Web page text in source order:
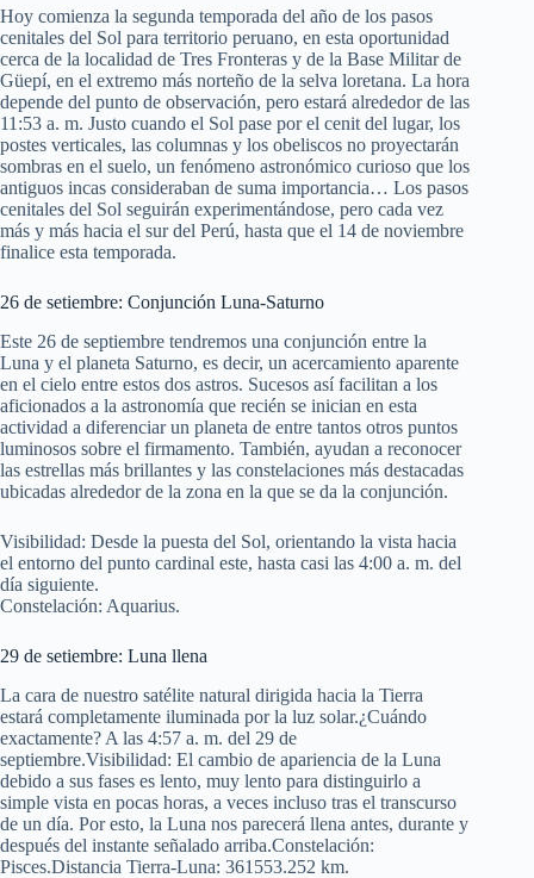
Hoy comienza la segunda temporada del año de los pasos
cenitales del Sol para territorio peruano, en esta oportunidad
cerca de la localidad de Tres Fronteras y de la Base Militar de
Güepí, en el extremo más norteño de la selva loretana. La hora
depende del punto de observación, pero estará alrededor de las
11:53 a. m. Justo cuando el Sol pase por el cenit del lugar, los
postes verticales, las columnas y los obeliscos no proyectarán
sombras en el suelo, un fenómeno astronómico curioso que los
antiguos incas consideraban de suma importancia… Los pasos
cenitales del Sol seguirán experimentándose, pero cada vez
más y más hacia el sur del Perú, hasta que el 14 de noviembre
finalice esta temporada.
26 de setiembre: Conjunción Luna-Saturno
Este 26 de septiembre tendremos una conjunción entre la
Luna y el planeta Saturno, es decir, un acercamiento aparente
en el cielo entre estos dos astros. Sucesos así facilitan a los
aficionados a la astronomía que recién se inician en esta
actividad a diferenciar un planeta de entre tantos otros puntos
luminosos sobre el firmamento. También, ayudan a reconocer
las estrellas más brillantes y las constelaciones más destacadas
ubicadas alrededor de la zona en la que se da la conjunción.
Visibilidad: Desde la puesta del Sol, orientando la vista hacia
el entorno del punto cardinal este, hasta casi las 4:00 a. m. del
día siguiente.
Constelación: Aquarius.
29 de setiembre: Luna llena
La cara de nuestro satélite natural dirigida hacia la Tierra
estará completamente iluminada por la luz solar.¿Cuándo
exactamente? A las 4:57 a. m. del 29 de
septiembre.Visibilidad: El cambio de apariencia de la Luna
debido a sus fases es lento, muy lento para distinguirlo a
simple vista en pocas horas, a veces incluso tras el transcurso
de un día. Por esto, la Luna nos parecerá llena antes, durante y
después del instante señalado arriba.Constelación:
Pisces.Distancia Tierra-Luna: 361553.252 km.